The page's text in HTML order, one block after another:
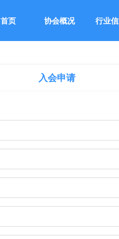
首页 协会概况 行业
入会申请